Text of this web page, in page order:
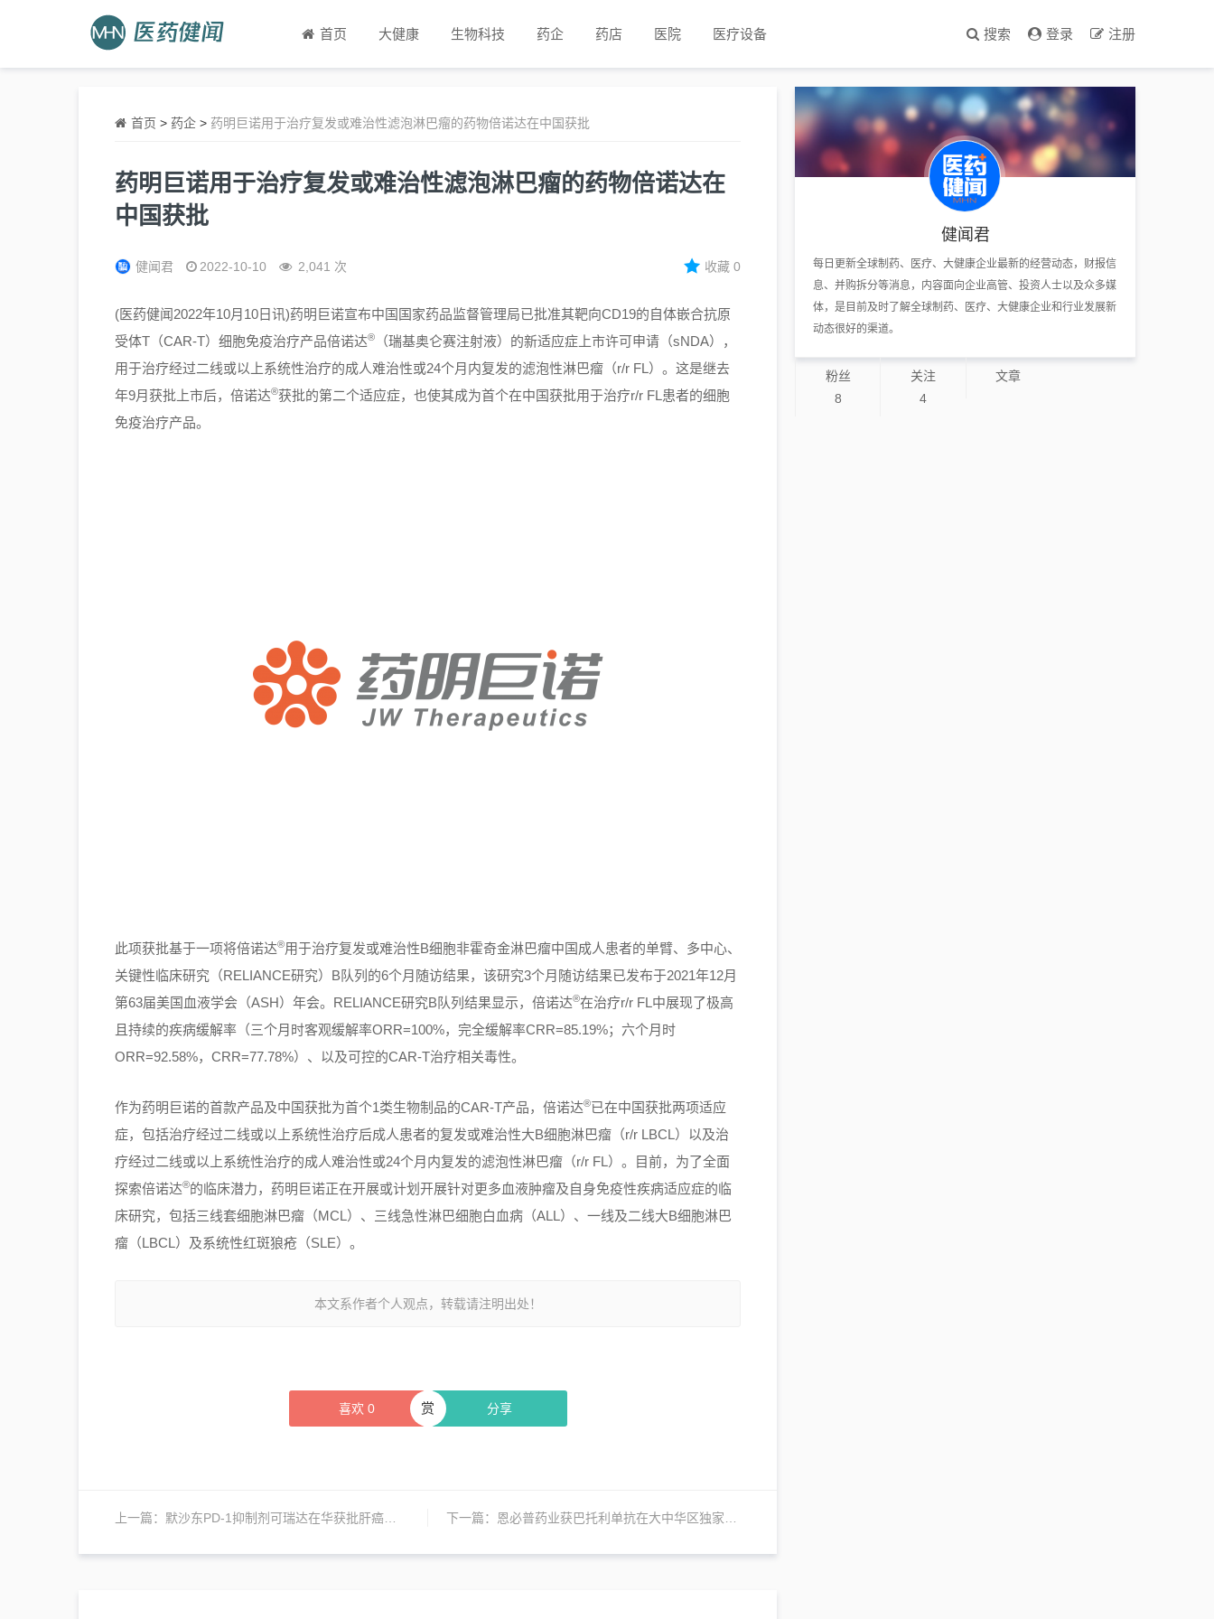
首页 大健康 生物科技 药企 药店 医院 医疗设备 搜索 登录 注册
首页 > 药企 > 药明巨诺用于治疗复发或难治性滤泡淋巴瘤的药物倍诺达在中国获批
药明巨诺用于治疗复发或难治性滤泡淋巴瘤的药物倍诺达在
中国获批
健闻君 2022-10-10 2,041 次 收藏0
(医药健闻2022年10月10日讯)药明巨诺宣布中国国家药品监督管理局已批准其靶向CD19的自体嵌合抗原
受体T（CAR-T）细胞免疫治疗产品倍诺达®
（瑞基奥仑赛注射液）的新适应症上市许可申请（sNDA），
用于治疗经过二线或以上系统性治疗的成人难治性或24个月内复发的滤泡性淋巴瘤（r/r FL）。这是继去
年9月获批上市后，倍诺达®获批的第二个适应症，也使其成为首个在中国获批用于治疗r/r FL患者的细胞
免疫治疗产品。
此项获批基于一项将倍诺达®用于治疗复发或难治性B细胞非霍奇金淋巴瘤中国成人患者的单臂、多中心、
关键性临床研究（RELIANCE研究）B队列的6个月随访结果，该研究3个月随访结果已发布于2021年12月
第63届美国血液学会（ASH）年会。RELIANCE研究B队列结果显示，倍诺达®在治疗r/r FL中展现了极高
且持续的疾病缓解率（三个月时客观缓解率ORR=100%，完全缓解率CRR=85.19%；六个月时
ORR=92.58%，CRR=77.78%）、以及可控的CAR-T治疗相关毒性。
作为药明巨诺的首款产品及中国获批为首个1类生物制品的CAR-T产品，倍诺达®已在中国获批两项适应
症，包括治疗经过二线或以上系统性治疗后成人患者的复发或难治性大B细胞淋巴瘤（r/r LBCL）以及治
疗经过二线或以上系统性治疗的成人难治性或24个月内复发的滤泡性淋巴瘤（r/r FL）。目前，为了全面
探索倍诺达®的临床潜力，药明巨诺正在开展或计划开展针对更多血液肿瘤及自身免疫性疾病适应症的临
床研究，包括三线套细胞淋巴瘤（MCL）、三线急性淋巴细胞白血病（ALL）、一线及二线大B细胞淋巴
瘤（LBCL）及系统性红斑狼疮（SLE）。
本文系作者个人观点，转载请注明出处！
喜欢 0 分享
赏
上一篇： 默沙东PD-1抑制剂可瑞达在华获批肝癌治疗新适应证 下一篇： 恩必普药业获巴托利单抗在大中华区独家权益
健闻君
每日更新全球制药、医疗、大健康企业最新的经营动态，财报信
息、并购拆分等消息，内容面向企业高管、投资人士以及众多媒
体，是目前及时了解全球制药、医疗、大健康企业和行业发展新
动态很好的渠道。
粉丝
8
关注
4
文章